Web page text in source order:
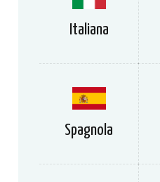
Italiana
Spagnola